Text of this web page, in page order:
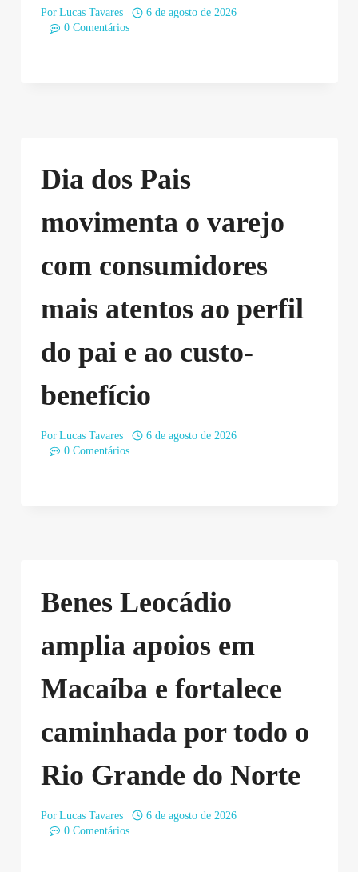
Por Lucas Tavares
6 de agosto de 2026
0 Comentários
Dia dos Pais
movimenta o varejo
com consumidores
mais atentos ao perfil
do pai e ao custo-
benefício
Por Lucas Tavares
6 de agosto de 2026
0 Comentários
Benes Leocádio
amplia apoios em
Macaíba e fortalece
caminhada por todo o
Rio Grande do Norte
Por Lucas Tavares
6 de agosto de 2026
0 Comentários